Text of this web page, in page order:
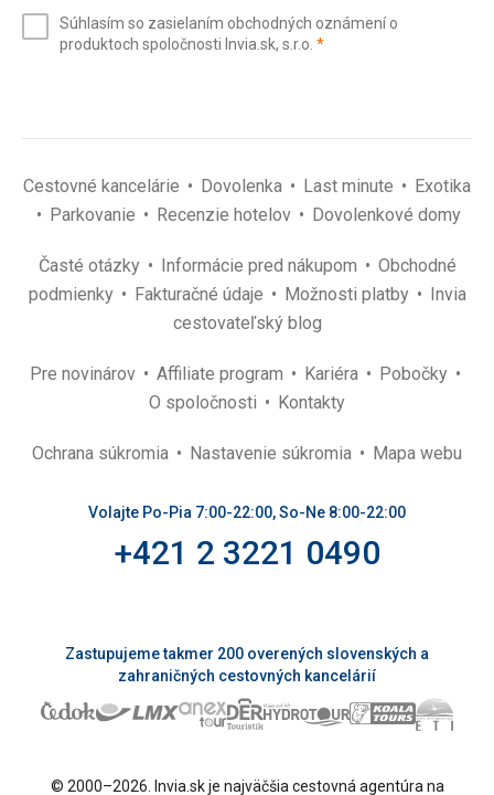
(povinné)
Súhlasím so zasielaním obchodných oznámení o
produktoch spoločnosti Invia.sk, s.r.o. *(povinné)
Cestovné kancelárie Dovolenka Last minute
Exotika
Parkovanie
Recenzie hotelov Dovolenkové domy
Časté otázky Informácie pred nákupom
Obchodné
podmienky
Fakturačné údaje Možnosti platby
Invia
cestovateľský blog
Pre novinárov Affiliate program Kariéra
Pobočky
O spoločnosti
Kontakty
Ochrana súkromia Nastavenie súkromia Mapa webu
Volajte Po-Pia 7:00-22:00, So-Ne 8:00-22:00
+421 2 3221 0490
Zastupujeme takmer 200 overených slovenských a
zahraničných cestovných kancelárií
© 2000–2026. Invia.sk je najväčšia cestovná agentúra na